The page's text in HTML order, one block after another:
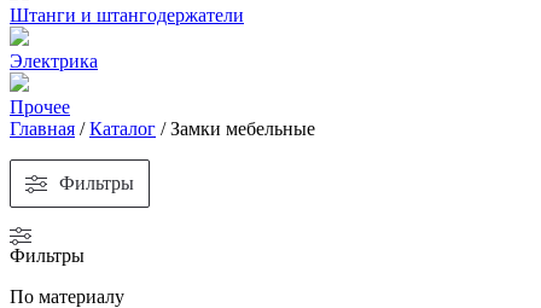
Штанги и штангодержатели
Электрика
Прочее
Главная /Каталог /Замки мебельные
Фильтры
Фильтры
По материалу